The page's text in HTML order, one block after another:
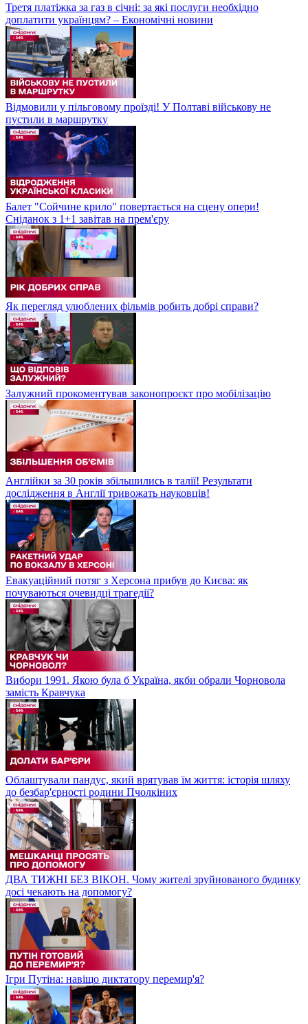
Третя платіжка за газ в січні: за які послуги необхідно
доплатити українцям? – Економічні новини
Відмовили у пільговому проїзді! У Полтаві військову не
пустили в маршрутку
Балет "Сойчине крило" повертається на сцену опери!
Сніданок з 1+1 завітав на прем'єру
Як перегляд улюблених фільмів робить добрі справи?
Залужний прокоментував законопроєкт про мобілізацію
Англійки за 30 років збільшились в талії! Результати
дослідження в Англії тривожать науковців!
Евакуаційний потяг з Херсона прибув до Києва: як
почуваються очевидці трагедії?
Вибори 1991. Якою була б Україна, якби обрали Чорновола
замість Кравчука
Облаштували пандус, який врятував їм життя: історія шляху
до безбар'єрності родини Пчолкіних
ДВА ТИЖНІ БЕЗ ВІКОН. Чому жителі зруйнованого будинку
досі чекають на допомогу?
Ігри Путіна: навіщо диктатору перемир'я?